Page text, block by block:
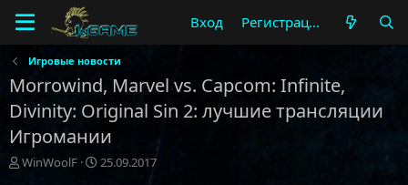
Вход Регистрация
Игровые новости
Morrowind, Marvel vs. Capcom: Infinite,
Divinity: Original Sin 2: лучшие трансляции
Игромании
А
WinWoolF
Д
25.09.2017